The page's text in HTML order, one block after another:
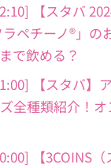
【スタバ
ペチーノ®」の
で飲める？
【スタバ】
全種類紹介！
【3COINS